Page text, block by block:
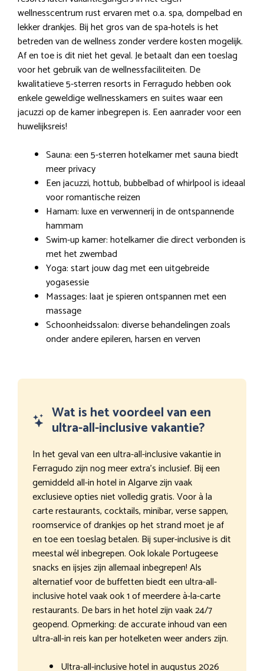
wellnesscentrum rust ervaren met o.a. spa, dompelbad en
lekker drankjes. Bij het gros van de spa-hotels is het
betreden van de wellness zonder verdere kosten mogelijk.
Af en toe is dit niet het geval. Je betaalt dan een toeslag
voor het gebruik van de wellnessfaciliteiten. De
kwalitatieve 5-sterren resorts in Ferragudo hebben ook
enkele geweldige wellnesskamers en suites waar een
jacuzzi op de kamer inbegrepen is. Een aanrader voor een
huwelijksreis!
Sauna: een 5-sterren hotelkamer met sauna biedt
meer privacy
Een jacuzzi, hottub, bubbelbad of whirlpool is ideaal
voor romantische reizen
Hamam: luxe en verwennerij in de ontspannende
hammam
Swim-up kamer: hotelkamer die direct verbonden is
met het zwembad
Yoga: start jouw dag met een uitgebreide
yogasessie
Massages: laat je spieren ontspannen met een
massage
Schoonheidssalon: diverse behandelingen zoals
onder andere epileren, harsen en verven
Wat is het voordeel van een
ultra-all-inclusive vakantie?
In het geval van een ultra-all-inclusive vakantie in
Ferragudo zijn nog meer extra’s inclusief. Bij een
gemiddeld all-in hotel in Algarve zijn vaak
exclusieve opties niet volledig gratis. Voor à la
carte restaurants, cocktails, minibar, verse sappen,
roomservice of drankjes op het strand moet je af
en toe een toeslag betalen. Bij super-inclusive is dit
meestal wél inbegrepen. Ook lokale Portugeese
snacks en ijsjes zijn allemaal inbegrepen! Als
alternatief voor de buffetten biedt een ultra-all-
inclusive hotel vaak ook 1 of meerdere à-la-carte
restaurants. De bars in het hotel zijn vaak 24/7
geopend. Opmerking: de accurate inhoud van een
ultra-all-in reis kan per hotelketen weer anders zijn.
Ultra-all-inclusive hotel in augustus 2026